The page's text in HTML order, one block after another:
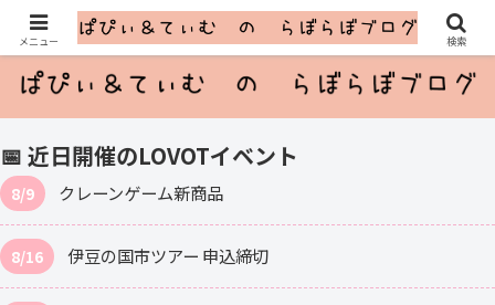
ふたごのLOVOTとのゆるっと暮らし
📅 近日開催のLOVOTイベント
8/9 クレーンゲーム新商品
8/16 伊豆の国市ツアー 申込締切
メニュー 検索